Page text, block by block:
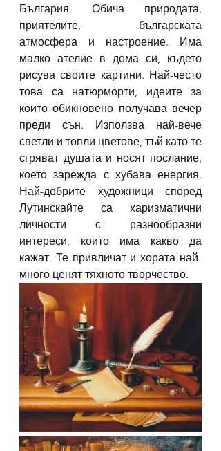
България. Обича природата,
приятелите, българската
атмосфера и настроение. Има
малко ателие в дома си, където
рисува своите картини. Най-често
това са натюрморти, идеите за
които обикновено получава вечер
преди сън. Използва най-вече
светли и топли цветове, тъй като те
сгряват душата и носят послание,
което зарежда с хубава енергия.
Най-добрите художници според
Лутинскайте са харизматични
личности с разнообразни
интереси, които има какво да
кажат. Те привличат и хората най-
много ценят тяхното творчество.